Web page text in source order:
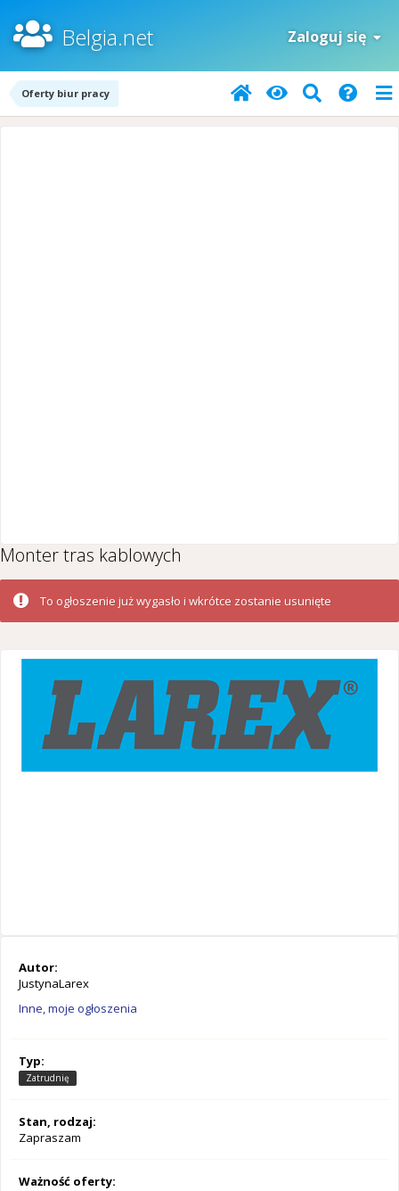
Belgia.net Zaloguj się
Oferty biur pracy
Monter tras kablowych
To ogłoszenie już wygasło i wkrótce zostanie usunięte
Autor:
JustynaLarex
Inne, moje ogłoszenia
Typ:
Zatrudnię
Stan, rodzaj:
Zapraszam
Ważność oferty: